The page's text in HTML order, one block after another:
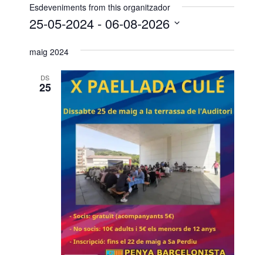
Esdeveniments from this organitzador
25-05-2024 - 06-08-2026
e
maig 2024
DS
25